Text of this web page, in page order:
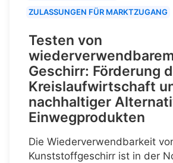
ZULASSUNGEN FÜR MARKTZUGANG
Testen von
Geschirr: Förderung
Kreislaufwirtschaft
nachhaltiger
Einwegprodukten
Die Wiederverwendbarkeit
Kunststoffgeschirr ist in der